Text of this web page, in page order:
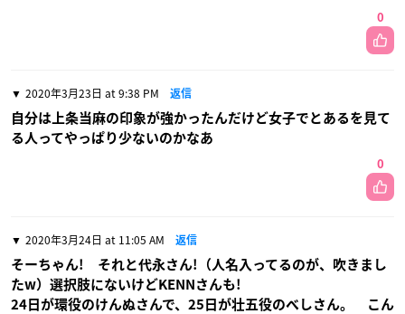
0
2020年3月23日 at 9:38 PM 返信
自分は上条当麻の印象が強かったんだけど女子でとあるを見て
る人ってやっぱり少ないのかなあ
0
2020年3月24日 at 11:05 AM 返信
そーちゃん! それと代永さん!（人名入ってるのが、吹きまし
たw）選択肢にないけどKENNさんも!
24日が環役のけんぬさんで、25日が壮五役のべしさん。 こん